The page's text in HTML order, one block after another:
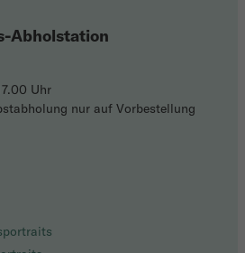
Abholstation
Uhr
nur auf Vorbestellung